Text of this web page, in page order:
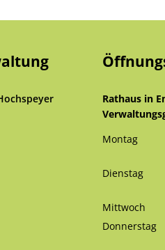
Rathaus in
Montag
Dienstag
Mittwoch
Donnerstag